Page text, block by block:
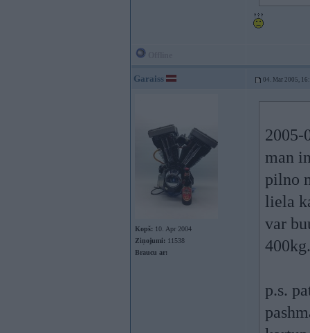
Garaiss 04. Mar 2005,
Kopš: 10. Apr 2004
Ziņojumi: 11538
Braucu ar:
2005-
man
pilno
liela
var
p.s.